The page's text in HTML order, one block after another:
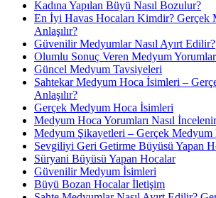
Kadına Yapılan Büyü Nasıl Bozulur?
En İyi Havas Hocaları Kimdir? Gerçek
Anlaşılır?
Güvenilir Medyumlar Nasıl Ayırt Edilir?
Olumlu Sonuç Veren Medyum
Güncel Medyum Tavsiyeleri
Sahtekar Medyum Hoca İsimleri –
Anlaşılır?
Gerçek Medyum Hoca İsimleri
Medyum Hoca Yorumları Nasıl
Medyum Şikayetleri – Gerçek Medyum
Sevgiliyi Geri Getirme Büyüsü Yapan
Süryani Büyüsü Yapan Hocalar
Güvenilir Medyum İsimleri
Büyü Bozan Hocalar İletişim